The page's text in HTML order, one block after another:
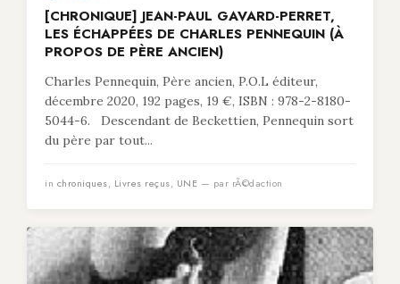
[CHRONIQUE] JEAN-PAUL GAVARD-PERRET,
LES ÉCHAPPÉES DE CHARLES PENNEQUIN (À
PROPOS DE PÈRE ANCIEN)
Charles Pennequin, Père ancien, P.O.L éditeur,
décembre 2020, 192 pages, 19 €, ISBN : 978-2-8180-
5044-6. Descendant de Beckettien, Pennequin sort
du père par tout...
in chroniques, Livres reçus, UNE — par rÃ©daction